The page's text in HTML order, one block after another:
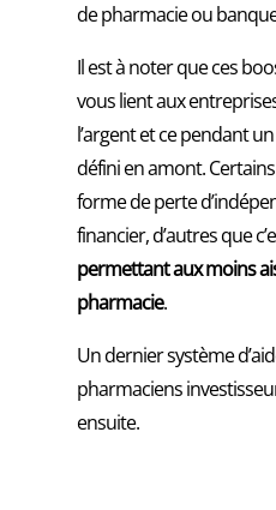
de pharmacie ou
Il est à noter que ces
vous lient aux
l’argent et ce pendant
défini en amont.
forme de perte
financier, d’autres que
permettant aux moins
pharmacie.
Un dernier système
pharmaciens
ensuite.